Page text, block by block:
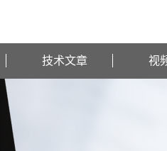
技术文章 视